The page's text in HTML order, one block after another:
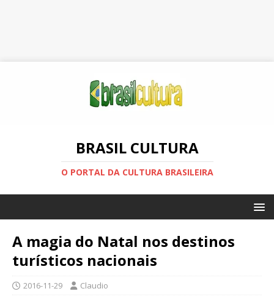
BRASIL CULTURA
O PORTAL DA CULTURA BRASILEIRA
A magia do Natal nos destinos
turísticos nacionais
2016-11-29 Claudio